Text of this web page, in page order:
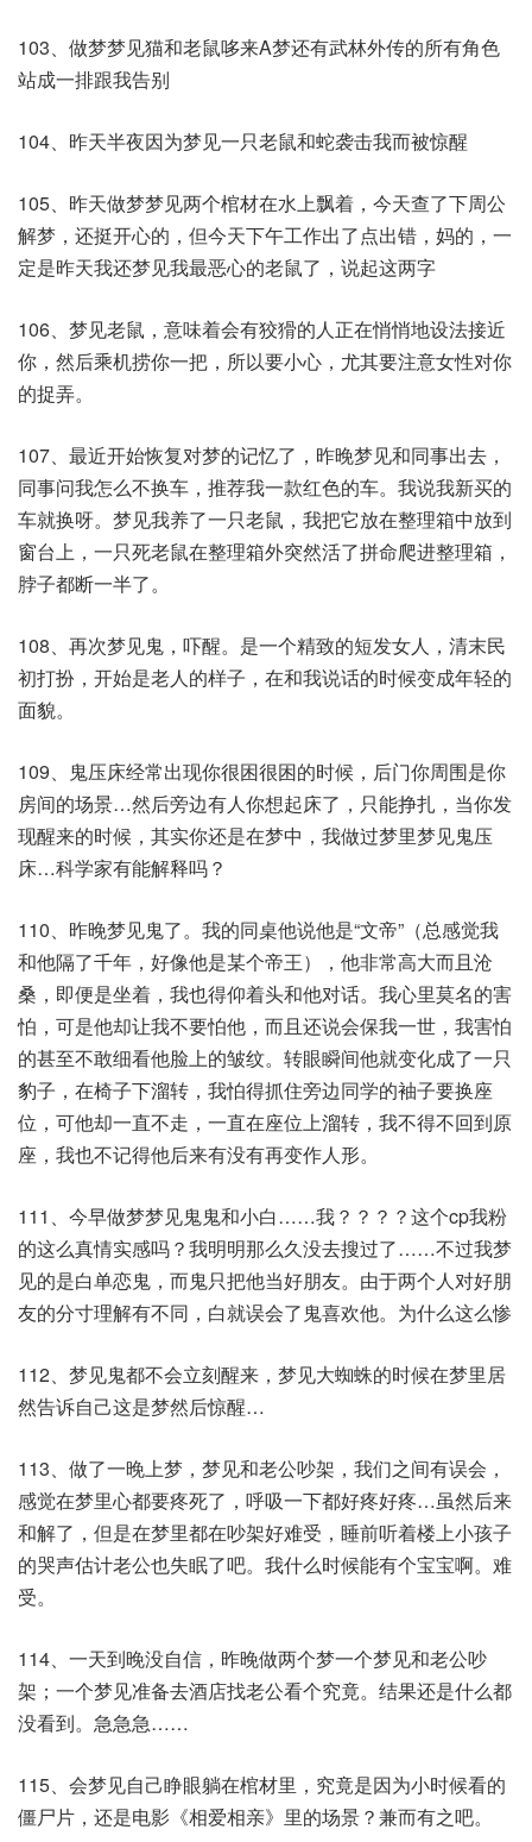
103、做梦梦见猫和老鼠哆来A梦还有武林外传的所有角色
站成一排跟我告别
104、昨天半夜因为梦见一只老鼠和蛇袭击我而被惊醒
105、昨天做梦梦见两个棺材在水上飘着，今天查了下周公
解梦，还挺开心的，但今天下午工作出了点出错，妈的，一
定是昨天我还梦见我最恶心的老鼠了，说起这两字
106、梦见老鼠，意味着会有狡猾的人正在悄悄地设法接近
你，然后乘机捞你一把，所以要小心，尤其要注意女性对你
的捉弄。
107、最近开始恢复对梦的记忆了，昨晚梦见和同事出去，
同事问我怎么不换车，推荐我一款红色的车。我说我新买的
车就换呀。梦见我养了一只老鼠，我把它放在整理箱中放到
窗台上，一只死老鼠在整理箱外突然活了拼命爬进整理箱，
脖子都断一半了。
108、再次梦见鬼，吓醒。是一个精致的短发女人，清末民
初打扮，开始是老人的样子，在和我说话的时候变成年轻的
面貌。​
109、鬼压床经常出现你很困很困的时候，后门你周围是你
房间的场景…然后旁边有人你想起床了，只能挣扎，当你发
现醒来的时候，其实你还是在梦中，我做过梦里梦见鬼压
床…科学家有能解释吗？
110、昨晚梦见鬼了。我的同桌他说他是“文帝”（总感觉我
和他隔了千年，好像他是某个帝王），他非常高大而且沧
桑，即便是坐着，我也得仰着头和他对话。我心里莫名的害
怕，可是他却让我不要怕他，而且还说会保我一世，我害怕
的甚至不敢细看他脸上的皱纹。转眼瞬间他就变化成了一只
豹子，在椅子下溜转，我怕得抓住旁边同学的袖子要换座
位，可他却一直不走，一直在座位上溜转，我不得不回到原
座，我也不记得他后来有没有再变作人形。
111、今早做梦梦见鬼鬼和小白……我？？？？这个cp我粉
的这么真情实感吗？我明明那么久没去搜过了……不过我梦
见的是白单恋鬼，而鬼只把他当好朋友。由于两个人对好朋
友的分寸理解有不同，白就误会了鬼喜欢他。为什么这么惨
112、梦见鬼都不会立刻醒来，梦见大蜘蛛的时候在梦里居
然告诉自己这是梦然后惊醒…
113、做了一晚上梦，梦见和老公吵架，我们之间有误会，
感觉在梦里心都要疼死了，呼吸一下都好疼好疼…虽然后来
和解了，但是在梦里都在吵架好难受，睡前听着楼上小孩子
的哭声估计老公也失眠了吧。我什么时候能有个宝宝啊。难
受。​
114、一天到晚没自信，昨晚做两个梦一个梦见和老公吵
架；一个梦见准备去酒店找老公看个究竟。结果还是什么都
没看到。急急急……​
115、会梦见自己睁眼躺在棺材里，究竟是因为小时候看的
僵尸片，还是电影《相爱相亲》里的场景？兼而有之吧。​